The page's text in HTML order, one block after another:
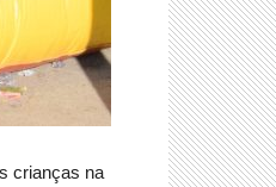
crianças na